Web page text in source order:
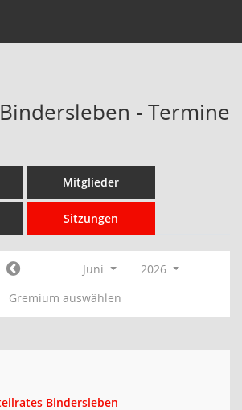
- Termine
Mitglieder
Sitzungen
Juni
2026
Gremium auswählen
Bindersleben